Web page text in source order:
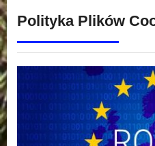
Polityka Plików